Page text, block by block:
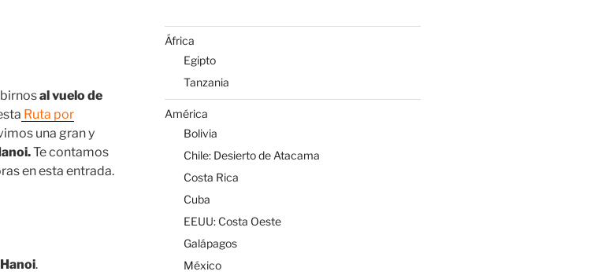
al vuelo de
Ruta por
una gran y
Te contamos
en esta entrada.
.
África
Egipto
Tanzania
América
Bolivia
Chile: Desierto de Atacama
Costa Rica
Cuba
EEUU: Costa Oeste
Galápagos
México